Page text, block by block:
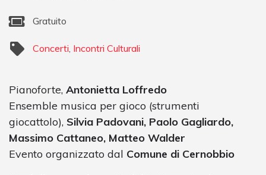
Gratuito
Concerti Incontri Culturali
Pianoforte, Antonietta Loffredo
Ensemble musica per gioco (strumenti
giocattolo), Silvia Padovani, Paolo Gagliardo,
Massimo Cattaneo, Matteo Walder
Evento organizzato dal Comune di Cernobbio